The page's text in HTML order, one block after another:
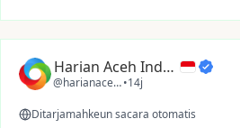
Harian Aceh Indonesia
@harianacehindonesia
•14j
Ditarjamahkeun sacara otomatis